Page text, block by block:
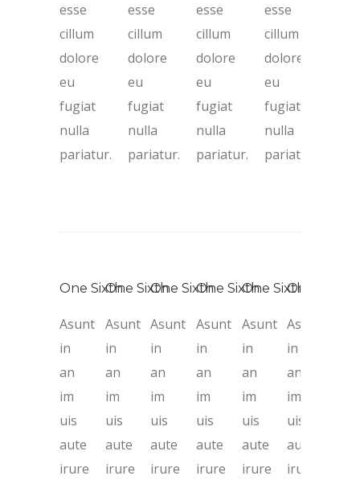
esse
cillum
dolore
eu
fugiat
nulla
pariatur.
esse
cillum
dolore
eu
fugiat
nulla
pariatur.
esse
cillum
dolore
eu
fugiat
nulla
pariatur.
esse
cillum
dolore
eu
fugiat
nulla
pariatur.
One Sixth
Asunt
in
an
im
uis
aute
irure
One Sixth
Asunt
in
an
im
uis
aute
irure
One Sixth
Asunt
in
an
im
uis
aute
irure
One Sixth
Asunt
in
an
im
uis
aute
irure
One Sixth
Asunt
in
an
im
uis
aute
irure
One Sixth
Asunt
in
an
im
uis
aute
irure